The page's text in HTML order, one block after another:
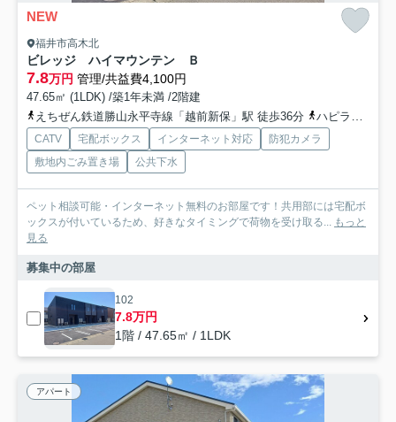
NEW
福井市高木北
ビレッジ ハイマウンテン Ｂ
7.8万円 管理/共益費4,100円
47.65㎡ (1LDK) /築1年未満 /2階建
えちぜん鉄道勝山永平寺線「越前新保」駅 徒歩36分
ハピラインふくい「森田」駅 徒歩30分
CATV 宅配ボックス インターネット対応
防犯カメラ
敷地内ごみ置き場
公共下水
ペット相談可能・インターネット無料のお部屋です！共用部には宅配ボ
ックスが付いているため、好きなタイミングで荷物を受け取る... もっと
見る
募集中の部屋
102
7.8万円
1階 / 47.65㎡ / 1LDK
アパート